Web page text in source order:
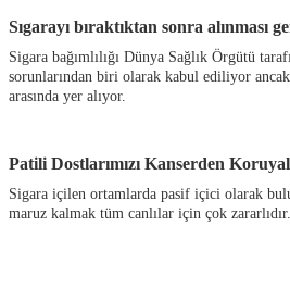
Sıgarayı bıraktıktan sonra alınması
Sigara bağımlılığı Dünya Sağlık Örgütü
sorunlarından biri olarak kabul ediliyor
arasında yer alıyor.
Patili Dostlarımızı Kanserden
Sigara içilen ortamlarda pasif içici olarak
maruz kalmak tüm canlılar için çok zararlıdır.